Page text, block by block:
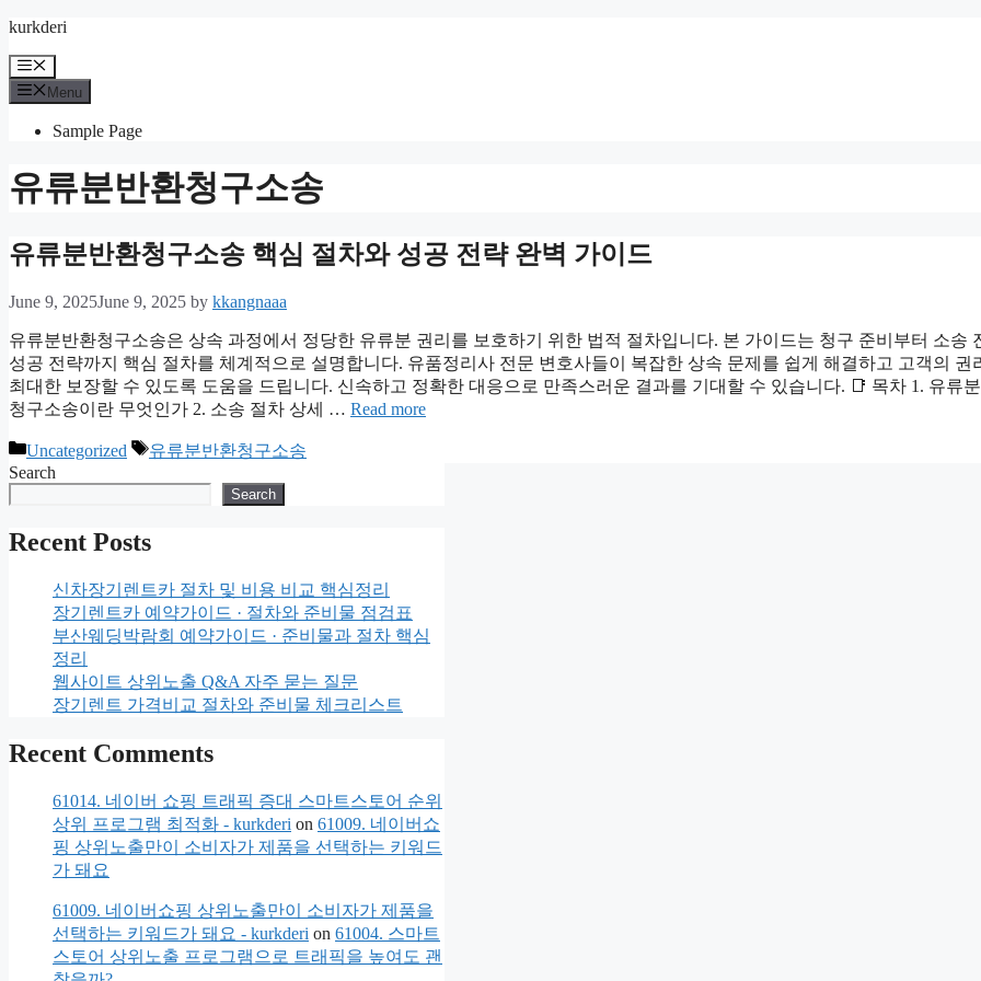
Skip
content
kurkderi
Menu
Menu
Sample Page
유류분반환청구소송
유류분반환청구소송 핵심 절차와 성공 전략 완벽 가이드
June 9, 2025June 9, 2025 by kkangnaaa
유류분반환청구소송은 상속 과정에서 정당한 유류분 권리를 보호하기 위한 법적 절차입니다. 본 가이드는 청구 준비부터 소송
성공 전략까지 핵심 절차를 체계적으로 설명합니다. 유품정리사 전문 변호사들이 복잡한 상속 문제를 쉽게 해결하고 고객의 권
최대한 보장할 수 있도록 도움을 드립니다. 신속하고 정확한 대응으로 만족스러운 결과를 기대할 수 있습니다. 📑 목차 1. 유류
청구소송이란 무엇인가 2. 소송 절차 상세 … Read more
Categories
Uncategorized Tags
유류분반환청구소송
Search
Search
Recent Posts
신차장기렌트카 절차 및 비용 비교 핵심정리
장기렌트카 예약가이드 · 절차와 준비물 점검표
부산웨딩박람회 예약가이드 · 준비물과 절차 핵심
정리
웹사이트 상위노출 Q&A 자주 묻는 질문
장기렌트 가격비교 절차와 준비물 체크리스트
Recent Comments
61014. 네이버 쇼핑 트래픽 증대 스마트스토어 순위
상위 프로그램 최적화 - kurkderi on 61009. 네이버쇼
핑 상위노출만이 소비자가 제품을 선택하는 키워드
가 돼요
61009. 네이버쇼핑 상위노출만이 소비자가 제품을
선택하는 키워드가 돼요 - kurkderi on 61004. 스마트
스토어 상위노출 프로그램으로 트래픽을 높여도 괜